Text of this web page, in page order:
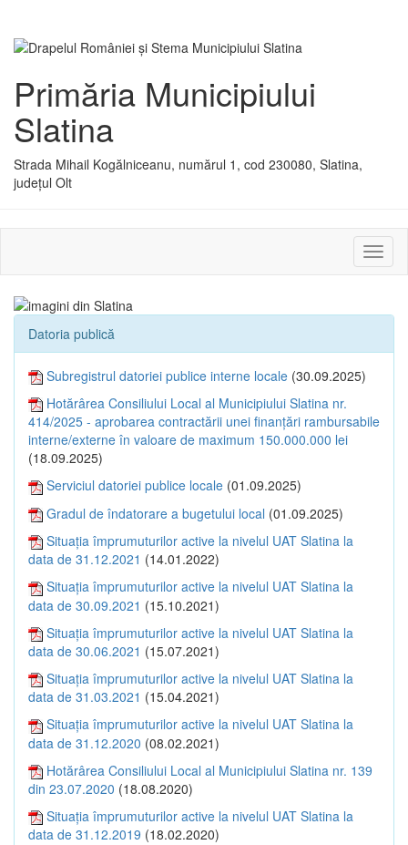
Primăria Municipiului
Slatina
Strada Mihail Kogălniceanu, numărul 1, cod 230080, Slatina,
județul Olt
sau
Datoria publică
Subregistrul datoriei publice interne locale (30.09.2025)
Hotărârea Consiliului Local al Municipiului Slatina nr.
414/2025 - aprobarea contractării unei finanțări rambursabile
interne/externe în valoare de maximum 150.000.000 lei
(18.09.2025)
Serviciul datoriei publice locale (01.09.2025)
Gradul de îndatorare a bugetului local (01.09.2025)
Situația împrumuturilor active la nivelul UAT Slatina la
data de 31.12.2021 (14.01.2022)
Situația împrumuturilor active la nivelul UAT Slatina la
data de 30.09.2021 (15.10.2021)
Situația împrumuturilor active la nivelul UAT Slatina la
data de 30.06.2021 (15.07.2021)
Situația împrumuturilor active la nivelul UAT Slatina la
data de 31.03.2021 (15.04.2021)
Situația împrumuturilor active la nivelul UAT Slatina la
data de 31.12.2020 (08.02.2021)
Hotărârea Consiliului Local al Municipiului Slatina nr. 139
din 23.07.2020 (18.08.2020)
Situația împrumuturilor active la nivelul UAT Slatina la
data de 31.12.2019 (18.02.2020)